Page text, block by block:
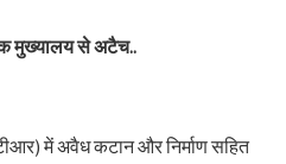
मुख्यालय से अटैच..
में अवैध कटान और निर्माण सहित